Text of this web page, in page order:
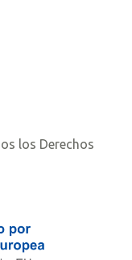
los Derechos